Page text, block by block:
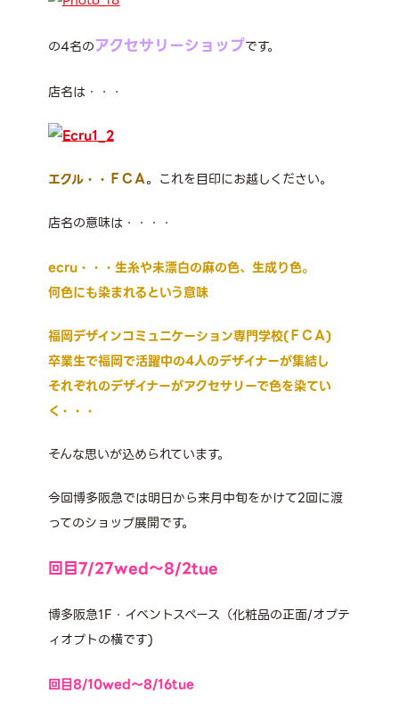
の4名のアクセサリーショップです。
店名は・・・
エクル・・ＦＣＡ。これを目印にお越しください。
店名の意味は・・・・
ecru・・・ 生糸や未漂白の麻の色、生成り色。
何色にも染まれるという意味
福岡デザインコミュニケーション専門学校(ＦＣＡ)
卒業生で福岡で活躍中の4人のデザイナーが集結し
それぞれのデザイナーがアクセサリーで色を染てい
く・・・
そんな思いが込められています。
今回博多阪急では明日から来月中旬をかけて2回に渡
ってのショップ展開です。
回目7/27wed～8/2tue
博多阪急1F ・イベントスペース（化粧品の正面/オプテ
ィオプトの横です)
回目8/10wed～8/16tue